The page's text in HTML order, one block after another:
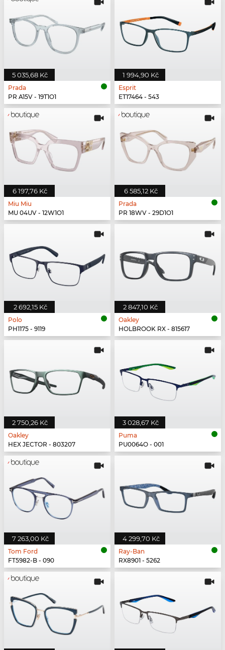
5 035,68 Kč
Prada
PR A15V - 19T1O1
1 994,90 Kč
Esprit
ET17464 - 543
6 197,76 Kč
Miu Miu
MU 04UV - 12W1O1
6 585,12 Kč
Prada
PR 18WV - 29D1O1
2 692,15 Kč
Polo
PH1175 - 9119
2 847,10 Kč
Oakley
HOLBROOK RX - 815617
2 750,26 Kč
Oakley
HEX JECTOR - 803207
3 028,67 Kč
Puma
PU0064O - 001
7 263,00 Kč
Tom Ford
FT5982-B - 090
4 299,70 Kč
Ray-Ban
RX8901 - 5262